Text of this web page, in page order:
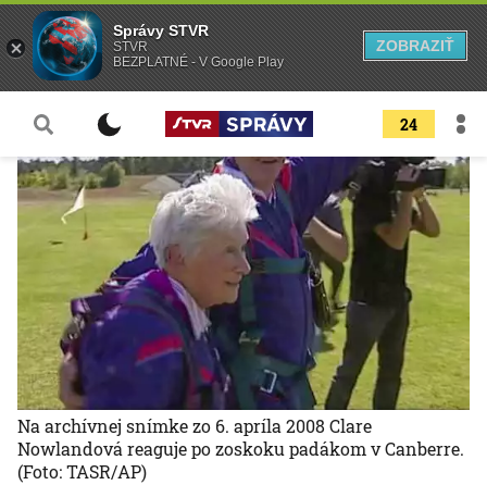
24
Na archívnej snímke zo 6. apríla 2008 Clare
Nowlandová reaguje po zoskoku padákom v Canberre.
(Foto: TASR/AP)
Správy STVR
STVR
BEZPLATNÉ - V Google Play
ZOBRAZIŤ